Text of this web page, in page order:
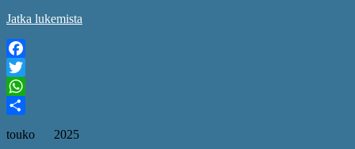
Jatka lukemista
Facebook
Twitter
WhatsApp
touko 2025